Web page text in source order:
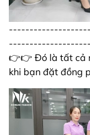
👉👉 Đó là tất cả
khi bạn đặt đồng